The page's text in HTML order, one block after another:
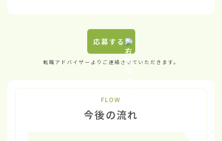
応募する
転職アドバイザーよりご連絡させていただきます。
FLOW
今後の流れ